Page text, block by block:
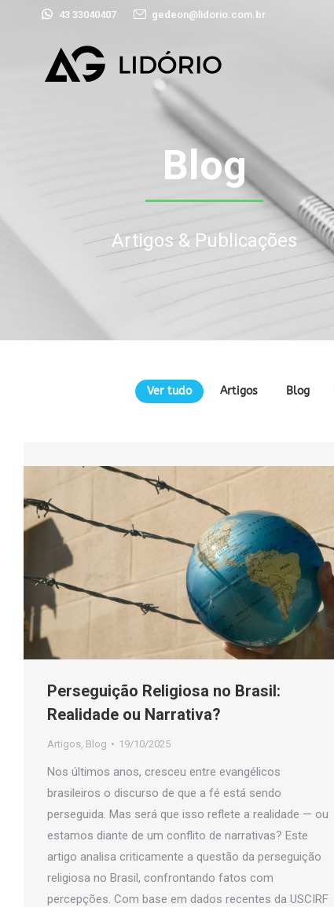
43 33040407 gedeon@lidorio.com.br
Blog
Artigos & Publicações
Ver tudo Artigos Blog
Perseguição Religiosa no Brasil:
Realidade ou Narrativa?
Artigos Blog 19/10/2025
Nos últimos anos, cresceu entre evangélicos
brasileiros o discurso de que a fé está sendo
perseguida. Mas será que isso reflete a realidade — ou
estamos diante de um conflito de narrativas? Este
artigo analisa criticamente a questão da perseguição
religiosa no Brasil, confrontando fatos com
percepções. Com base em dados recentes da USCIRF